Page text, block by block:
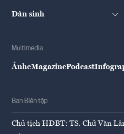
Dân sinh
Multimedia
ẢnheMagazinePodcast
Ban Biên tập
Chủ tịch HĐBT: TS. Chử Văn